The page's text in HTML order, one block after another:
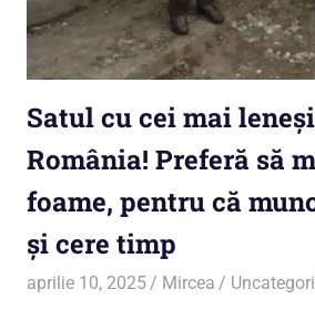
Satul cu cei mai
România! Preferă să
foame, pentru că
și cere timp
aprilie 10, 2025 Mircea